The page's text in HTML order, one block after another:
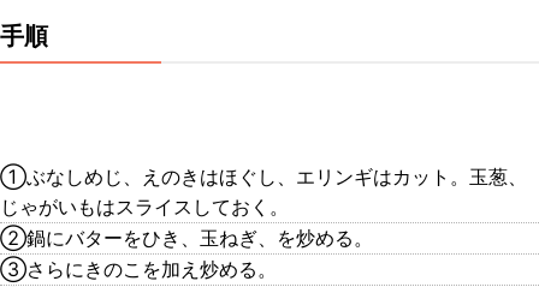
手順
①ぶなしめじ、えのきはほぐし、エリンギはカット。玉葱、
じゃがいもはスライスしておく。
②鍋にバターをひき、玉ねぎ、を炒める。
③さらにきのこを加え炒める。